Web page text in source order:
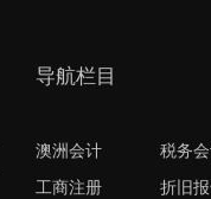
导航栏目
澳洲会计
税务
工商注册
折旧